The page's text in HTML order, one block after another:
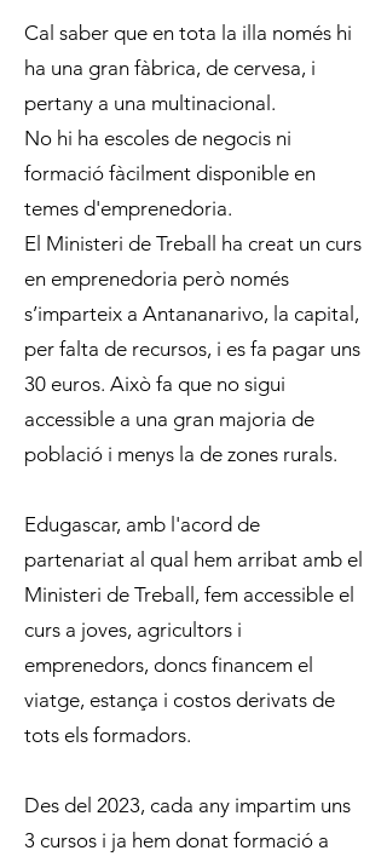
Cal saber que en tota la illa només hi
ha una gran fàbrica, de cervesa, i
pertany a una multinacional.
No hi ha escoles de negocis ni
formació fàcilment disponible en
temes d'emprenedoria.
El Ministeri de Treball ha creat un curs
en emprenedoria però només
s’imparteix a Antananarivo, la capital,
per falta de recursos, i es fa pagar uns
30 euros. Això fa que no sigui
accessible a una gran majoria de
població i menys la de zones rurals.
Edugascar, amb l'acord de
partenariat al qual hem arribat amb el
Ministeri de Treball, fem accessible el
curs a joves, agricultors i
emprenedors, doncs financem el
viatge, estança i costos derivats de
tots els formadors.
Des del 2023, cada any impartim uns
3 cursos i ja hem donat formació a